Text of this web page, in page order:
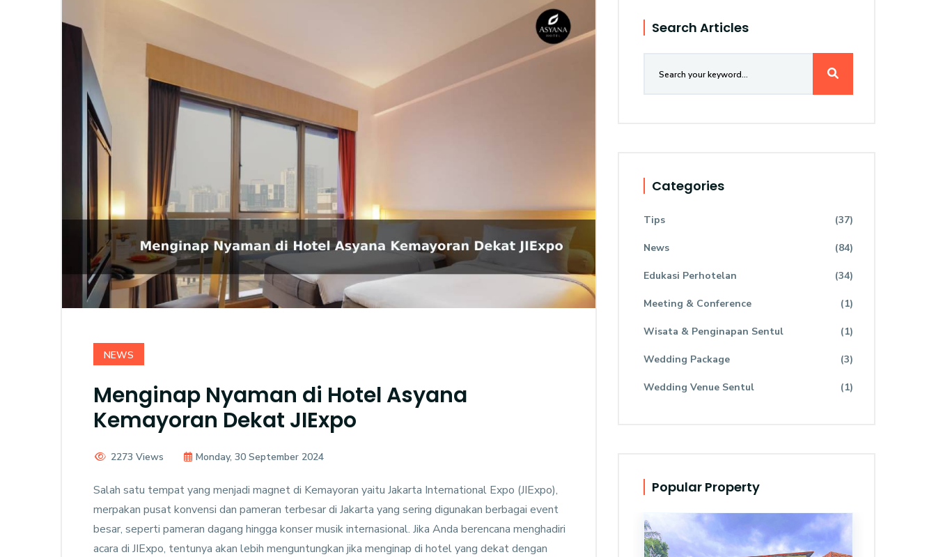
NEWS
Menginap Nyaman di Hotel Asyana
Kemayoran Dekat JIExpo
2273 Views Monday, 30 September 2024
Salah satu tempat yang menjadi magnet di Kemayoran yaitu Jakarta International Expo (JIExpo),
merpakan pusat konvensi dan pameran terbesar di Jakarta yang sering digunakan berbagai event
besar, seperti pameran dagang hingga konser musik internasional. Jika Anda berencana menghadiri
acara di JIExpo, tentunya akan lebih menguntungkan jika menginap di hotel yang dekat dengan
Search Articles
Categories
Tips (37)
News (84)
Edukasi Perhotelan (34)
Meeting & Conference (1)
Wisata & Penginapan Sentul (1)
Wedding Package (3)
Wedding Venue Sentul (1)
Popular Property